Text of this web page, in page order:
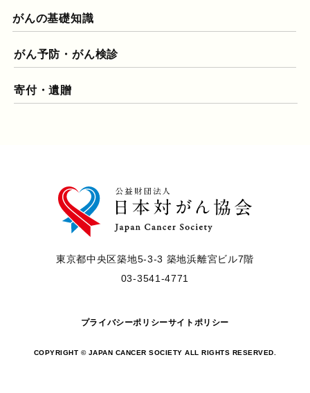
がんの基礎知識
がん予防・がん検診
寄付・遺贈
東京都中央区築地5-3-3 築地浜離宮ビル7階
03-3541-4771
プライバシーポリシーサイトポリシー
COPYRIGHT © JAPAN CANCER SOCIETY ALL RIGHTS RESERVED.